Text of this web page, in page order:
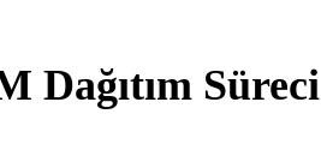
Dağıtım Süreci